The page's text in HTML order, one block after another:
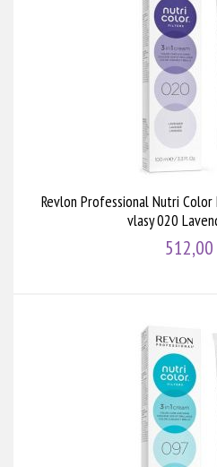
Revlon Professional Nutri
vlasy 020
512,00